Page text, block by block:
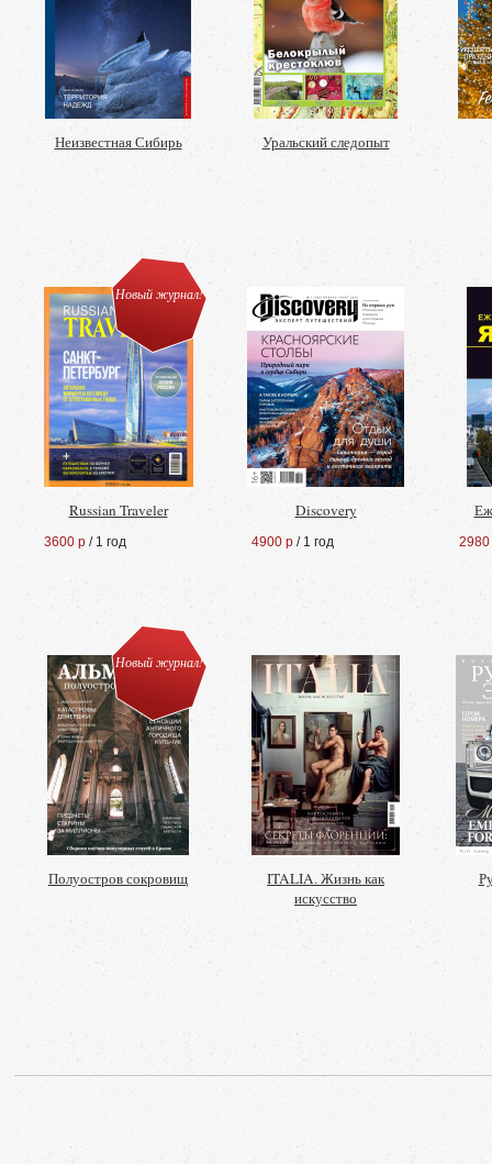
Неизвестная Сибирь Уральский следопыт
Новый журнал!
Russian Traveler
3600 р / 1 год
Discovery
4900 р / 1 год 2980
Новый журнал!
Полуостров сокровищ
ITALIA. Жизнь как
искусство